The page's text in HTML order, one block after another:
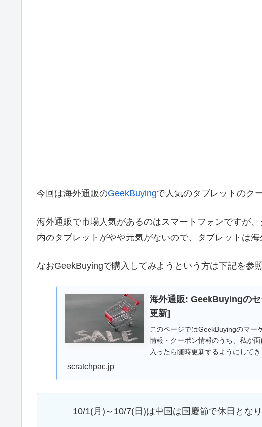
今回は海外通販のGeekBuyingで人気のタブレットのク
海外通販で市場人気があるのはスマートフォンですが
内のタブレットがやや元気がないので、タブレットは海
なおGeekBuyingで購入してみようという方は下記を参
海外通販: GeekBuyingの
更新]
このページではGeekBuyingのマー
情報・クーポン情報のうち、私が
入ったら随時更新するようにしてき
scratchpad.jp
10/1(月)～10/7(日)は中国は国慶節で休日となり